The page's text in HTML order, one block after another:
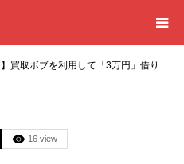
】買取ボブを利用して「3万円」借り
16 view